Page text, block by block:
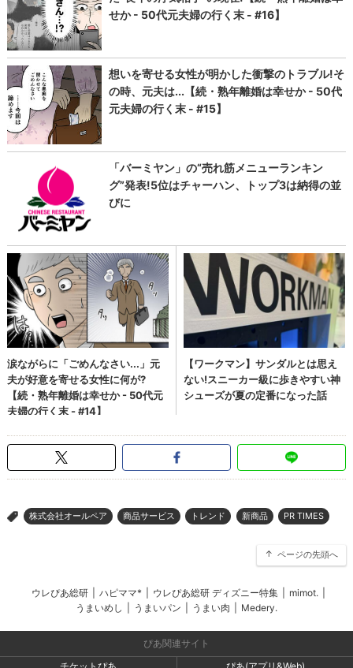
> 株式会社オールペア 商品サービス トレンド 新商品 PR TIMES
ページの先頭へ
ウレぴあ総研 ハピママ* ウレぴあ総研 ディズニー特集 mimot.
うまいめし
うまいパン うまい肉 Medery.
ぴあ関連サイト